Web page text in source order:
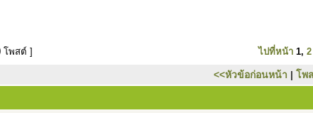
โพสต์ ] ไปที่หน้า 1, 2
<<หัวข้อก่อนหน้า | โพ